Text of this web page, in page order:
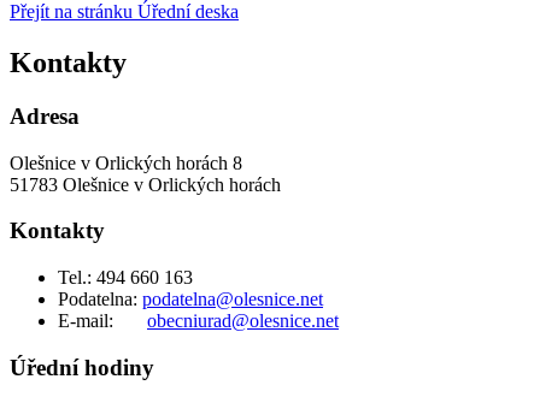
Přejít na stránku Úřední deska
Kontakty
Adresa
Olešnice v Orlických horách 8
51783 Olešnice v Orlických horách
Kontakty
Tel.: 494 660 163
Podatelna: podatelna@olesnice.net
E-mail: obecniurad@olesnice.net
Úřední hodiny